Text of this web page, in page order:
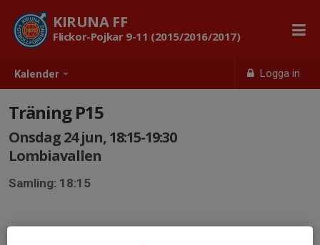
Kalender Logga in
KIRUNA FF
Flickor-Pojkar 9-11 (2015/2016/2017)
Träning P15
Onsdag 24 jun, 18:15-19:30
Lombiavallen
Samling: 18:15